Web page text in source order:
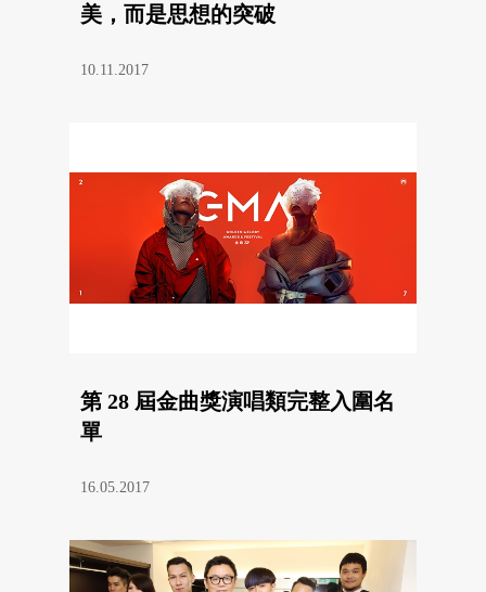
美，而是思想的突破
10.11.2017
第 28 屆金曲獎演唱類完整入圍名
單
16.05.2017